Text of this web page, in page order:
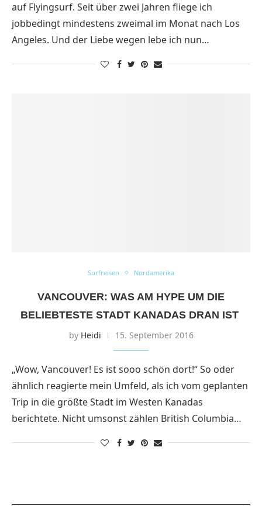
auf Flyingsurf. Seit über zwei Jahren fliege ich
jobbedingt mindestens zweimal im Monat nach Los
Angeles. Und der Liebe wegen lebe ich nun…
Surfreisen Nordamerika
VANCOUVER: WAS AM HYPE UM DIE
BELIEBTESTE STADT KANADAS DRAN IST
by Heidi 15. September 2016
„Wow, Vancouver! Es ist sooo schön dort!“ So oder
ähnlich reagierte mein Umfeld, als ich vom geplanten
Trip in die größte Stadt im Westen Kanadas
berichtete. Nicht umsonst zählen British Columbia…